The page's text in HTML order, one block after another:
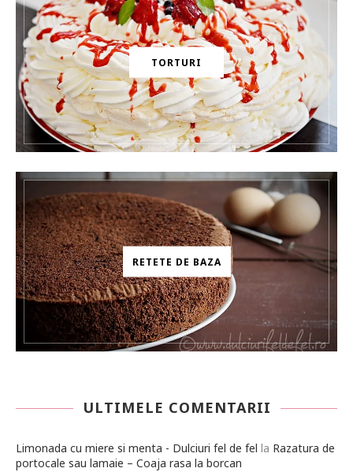
TORTURI
RETETE DE BAZA
ULTIMELE COMENTARII
Limonada cu miere si menta - Dulciuri fel de fel la Razatura de
portocale sau lamaie – Coaja rasa la borcan